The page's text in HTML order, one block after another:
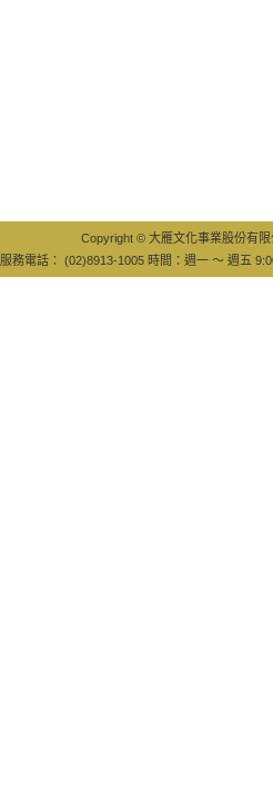
Copyright © 大雁文化事業股份有
服務電話： (02)8913-1005 時間：週一 ～ 週五